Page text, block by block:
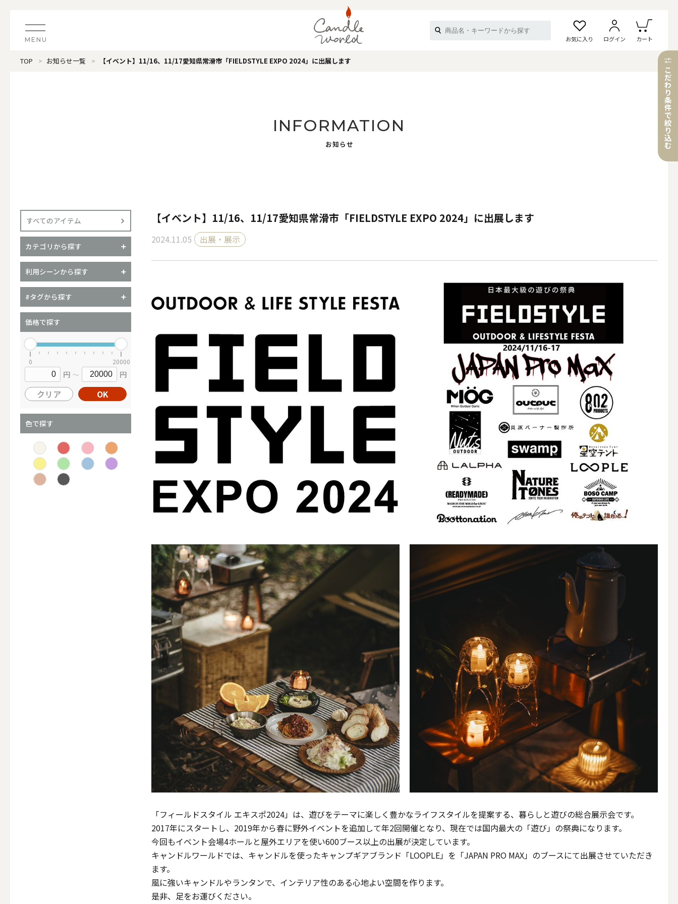
MENU お気に入り ログイン カート
（ブランド）YURAGI《ゆらぎ》
アロマキャンドル アウトドアキャンドル
ボールキャンドル
テーパーキャンドル フローティングキャンドル その他キャンドル
ALL キャンドルスタンド
キャンドルプレート ランタン
キャンドル・ホルダーセット
ALL
点火・消火ツール
ALL
手作りキャンドル
ALL 手作りキット 簡単手作りキャンドル材料
本格手作りキャンドル材料
TOP お知らせ一覧 【イベント】11/16、11/17愛知県常滑市「FIELDSTYLE EXPO 2024」に出展します
INFORMATION
お知らせ
すべてのアイテム
カテゴリから探す
利用シーンから探す
#タグから探す
価格で探す
0 20000
円 ～ 円
クリア OK
色で探す
【イベント】11/16、11/17愛知県常滑市「FIELDSTYLE EXPO 2024」に出展します
2024.11.05 出展・展示
「フィールドスタイル エキスポ2024」は、遊びをテーマに楽しく豊かなライフスタイルを提案する、暮らしと遊びの総合展示会です。
2017年にスタートし、2019年から春に野外イベントを追加して年2回開催となり、現在では国内最大の「遊び」の祭典になります。
今回もイベント会場4ホールと屋外エリアを使い600ブース以上の出展が決定しています。
キャンドルワールドでは、キャンドルを使ったキャンプギアブランド「LOOPLE」を「JAPAN PRO MAX」のブースにて出展させていただき
ます。
風に強いキャンドルやランタンで、インテリア性のある心地よい空間を作ります。
是非、足をお運びください。
こ
だ
わ
り
条
件
で
絞
り
込
む